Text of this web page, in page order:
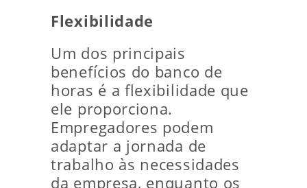
Flexibilidade
Um dos principais
benefícios do banco de
horas é a flexibilidade que
ele proporciona.
Empregadores podem
adaptar a jornada de
trabalho às necessidades
da empresa, enquanto os